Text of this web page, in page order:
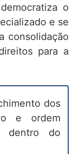
o
e se
consolidação
para a
dos
e ordem
dentro do